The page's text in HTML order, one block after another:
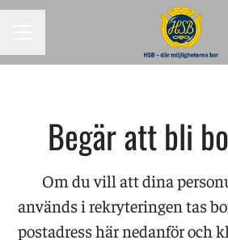
Begär att bli
Om du vill att dina
används i rekryteringen tas
postadress här nedanför och